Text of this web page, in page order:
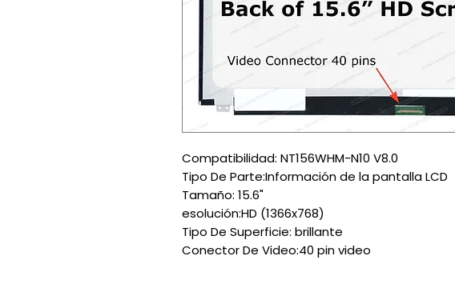
Compatibilidad: NT156WHM-N10 V8.0
Tipo De Parte:Información de la pantalla LCD
Tamaño: 15.6"
esolución:HD (1366x768)
Tipo De Superficie: brillante
Conector De Video:40 pin video